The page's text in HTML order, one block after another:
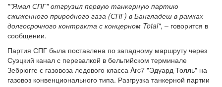
""Ямал СПГ" отгрузил первую танкерную партию
сжиженного природного газа (СПГ) в Бангладеш в рамках
долгосрочного контракта с концерном Total", – говорится в
сообщении.
Партия СПГ была поставлена по западному маршруту через
Суэцкий канал с перевалкой в бельгийском терминале
Зебрюгге с газовоза ледового класса Arc7 "Эдуард Толль" на
газовоз конвенционального типа. Разгрузка танкерной партии